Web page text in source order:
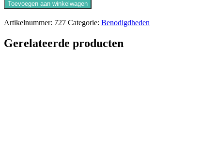
chromolux
(ook
voor
A4
Toevoegen aan winkelwagen
Artikelnummer: 727 Categorie: Benodigdheden
Gerelateerde producten